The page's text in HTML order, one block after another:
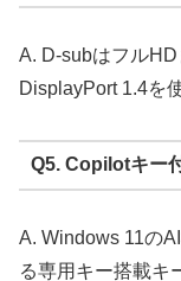
A. D-subはフル
DisplayPort 1.4を
Q5. Copilotキー
A. Windows 11の
る専用キー搭載キ